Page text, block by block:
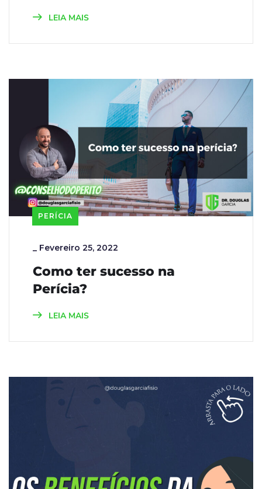
LEIA MAIS
PERÍCIA
_ Fevereiro 25, 2022
Como ter sucesso na
Perícia?
LEIA MAIS